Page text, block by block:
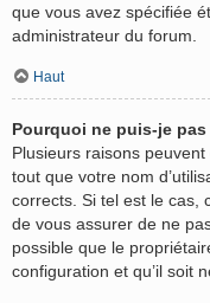
que vous avez spécifiée
administrateur du forum.
Haut
Pourquoi ne puis-je
Plusieurs raisons
tout que votre nom
corrects. Si tel est le cas,
de vous assurer de ne
possible que le
configuration et qu’il soit